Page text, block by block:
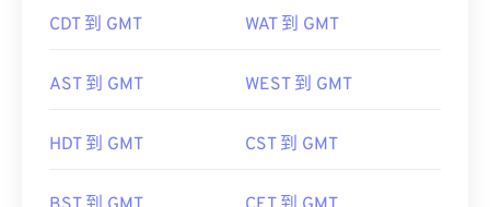
CDT 到 GMT WAT 到 GMT
AST 到 GMT WEST 到 GMT
HDT 到 GMT CST 到 GMT